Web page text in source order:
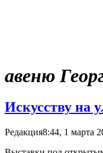
авеню
Искусству на
Редакция8:44, 1 марта